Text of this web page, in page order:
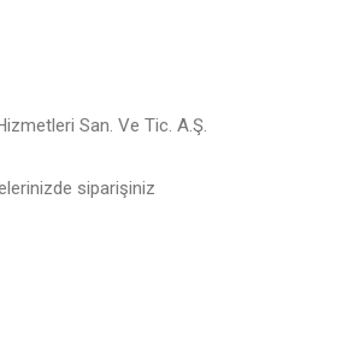
San. Ve Tic. A.Ş.
siparişiniz